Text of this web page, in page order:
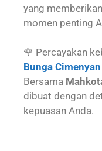
yang
momen penting
🌹 Percayakan
Bunga
Bersama
dibuat dengan
kepuasan Anda.